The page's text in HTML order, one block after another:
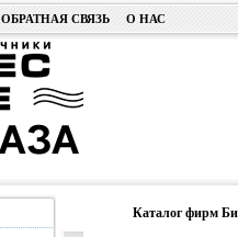
ОБРАТНАЯ СВЯЗЬ О НАС
Каталог фирм